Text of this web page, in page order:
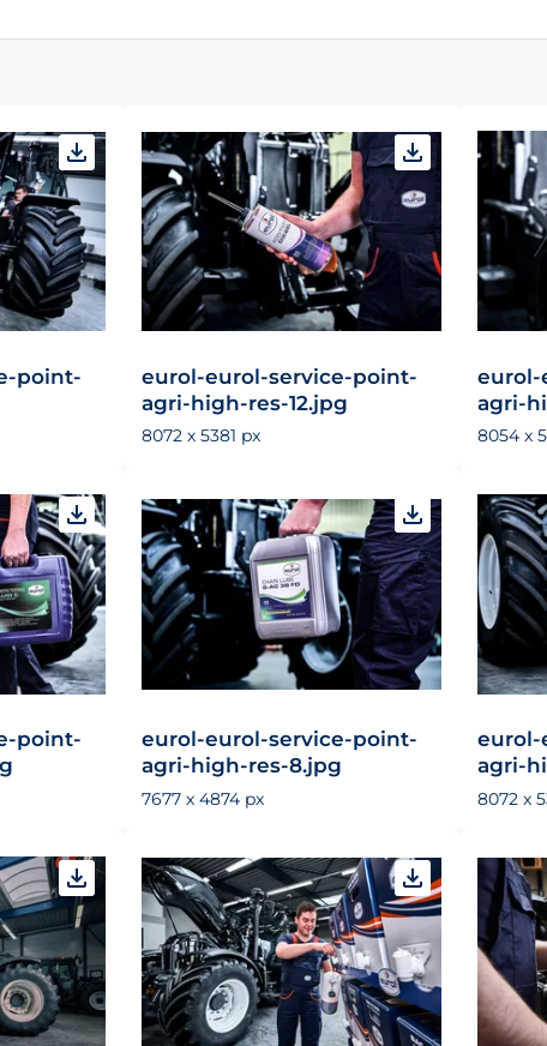
point-
eurol-eurol-service-point-
agri-high-res-12.jpg
8072 x 5381 px
eurol-
agri-
8054 x
point-
eurol-eurol-service-point-
agri-high-res-8.jpg
7677 x 4874 px
eurol-
agri-
8072 x